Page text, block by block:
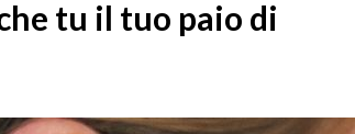
tu il tuo paio di